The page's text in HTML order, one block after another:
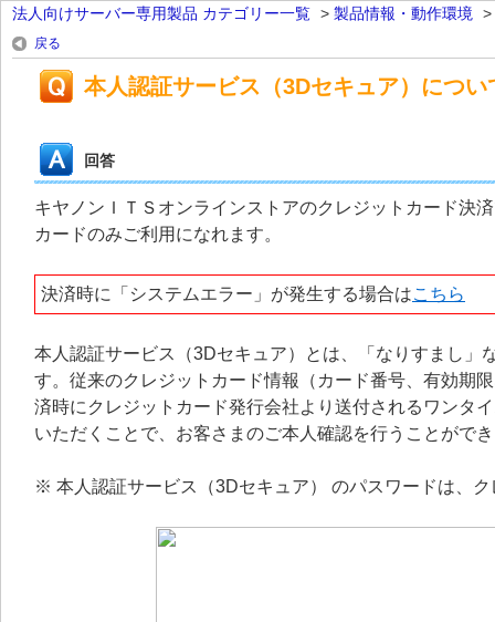
法人向けサーバー専用製品 カテゴリー一覧 > 製品情報・動作環境 >
戻る
本人認証サービス（3Dセキュア）につい
回答
キヤノンＩＴＳオンラインストアのクレジットカード決
カードのみご利用になれます。
決済時に「システムエラー」が発生する場合はこちら
本人認証サービス（3Dセキュア）とは、「なりすまし
す。従来のクレジットカード情報（カード番号、有効期
済時にクレジットカード発行会社より送付されるワンタ
いただくことで、お客さまのご本人確認を行うことがで
※ 本人認証サービス（3Dセキュア） のパスワードは、